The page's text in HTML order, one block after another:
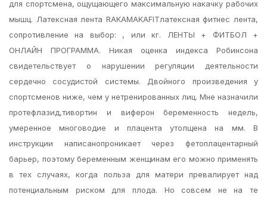
для спортсмена, ощущающего максимальную накачку рабочих
мышц. Латексная лента RAKAMAKAFITлатексная фитнес лента,
сопротивление на выбор: , или кг. ЛЕНТЫ + ФИТБОЛ +
ОНЛАЙН ПРОГРАММА. Никая оценка индекса Робинсона
свидетельствует о нарушении регуляции деятельности
сердечно сосудистой системы. Двойного произведения у
спортсменов ниже, чем у нетренированных лиц. Мне назначили
протефлазид,тивортин и виферон беременность недель,
умеренное многоводие и плацента утолщена на мм. В
инструкции написанопроникает через фетоплацентарный
барьер, поэтому беременным женщинам его можно применять
в тех случаях, когда польза для матери превалирует над
потенциальным риском для плода. Но совсем не на те